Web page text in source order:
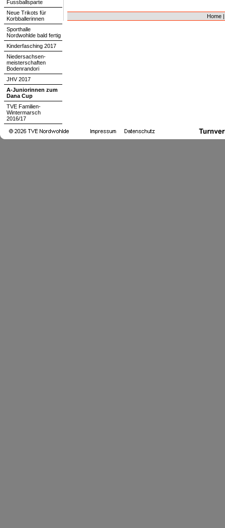
Home |
Fussballsparte
Neue Trikots für
Korbballerinnen
Sporthalle
Nordwohlde bald fertig
Kinderfasching 2017
Niedersachsen-
meisterschaften
Bodenrandori
JHV 2017
A-Juniorinnen zum
Dana Cup
TVE Familien-
Wintermarsch
2016/17